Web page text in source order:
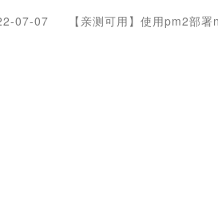
07-07
【亲测可用】使用pm2部署